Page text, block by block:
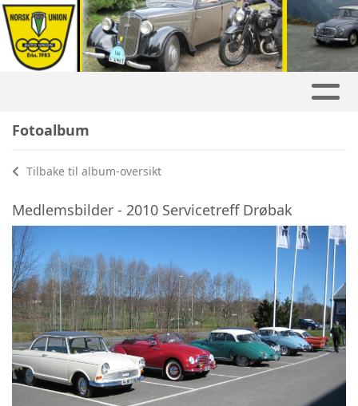
Fotoalbum
Tilbake til album-oversikt
Medlemsbilder - 2010 Servicetreff Drøbak